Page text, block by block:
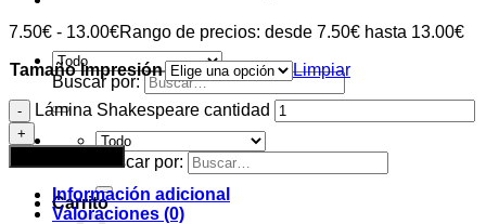
Buscar por:
Buscar por:
Carrito
7.50€ - 13.00€Rango de precios: desde 7.50€ hasta 13.00€
Tamaño Impresión Limpiar
Lámina Shakespeare cantidad
Información adicional
Valoraciones (0)